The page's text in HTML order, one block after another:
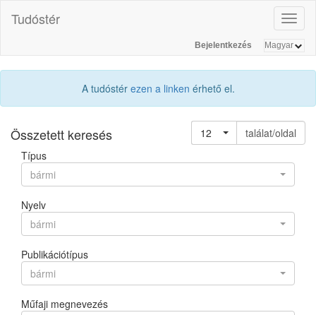
Tudóstér
Bejelentkezés
A tudóstér ezen a linken érhető el.
Összetett keresés 12
találat/oldal
Típus
bármi
Nyelv
bármi
Publikációtípus
bármi
Műfaji megnevezés